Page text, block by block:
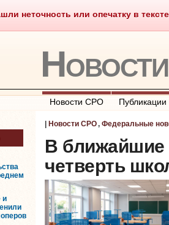
неточность или опечатку в
Саморегулирование Что
Новости СРО Публикации
и
Новости СРО, Федеральные
В ближайшие
четверть